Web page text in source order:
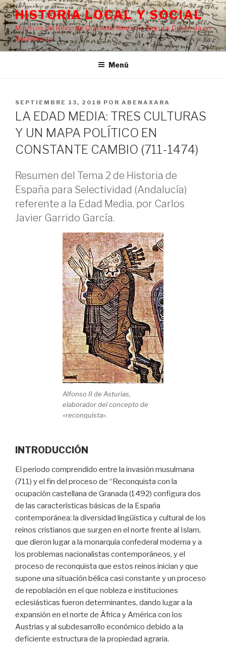
Saltar
al
contenido
HISTORIA LOCAL Y SOCIAL
Moriscos del Reino de Granada, Sierra de Segura, Docencia en
Bachillerato…
Menú
PUBLICADO
EL
SEPTIEMBRE 13, 2018 POR ABENAXARA
LA EDAD MEDIA: TRES CULTURAS
Y UN MAPA POLÍTICO EN
CONSTANTE CAMBIO (711-1474)
Resumen del Tema 2 de Historia de
España para Selectividad (Andalucía)
referente a la Edad Media, por Carlos
Javier Garrido García.
Alfonso II de Asturias,
elaborador del concepto de
«reconquista».
INTRODUCCIÓN
El periodo comprendido entre la invasión musulmana
(711) y el fin del proceso de “Reconquista con la
ocupación castellana de Granada (1492) configura dos
de las características básicas de la España
contemporánea: la diversidad lingüística y cultural de los
reinos cristianos que surgen en el norte frente al Islam,
que dieron lugar a la monarquía confederal moderna y a
los problemas nacionalistas contemporáneos, y el
proceso de reconquista que estos reinos inician y que
supone una situación bélica casi constante y un proceso
de repoblación en el que nobleza e instituciones
eclesiásticas fueron determinantes, dando lugar a la
expansión en el norte de África y América con los
Austrias y al subdesarrollo económico debido a la
deficiente estructura de la propiedad agraria.